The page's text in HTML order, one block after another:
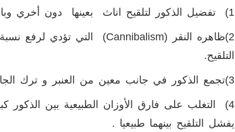
1) تفضيل الذكور لتلقيح اناث بعينها دون أخري وبالتالى يزيد البيض الغير مخصب.
2)ظاهره النقر ( (cannibalism
التي تؤدي لرفع
التلقيح.
3)تجمع الذكور في جانب معين من العنبر و ترك الجانب الأخر
4) التغلب على فارق الأوزان الطبيعية بين الذكور
يفشل التلقيح بينهما طبيعيا .